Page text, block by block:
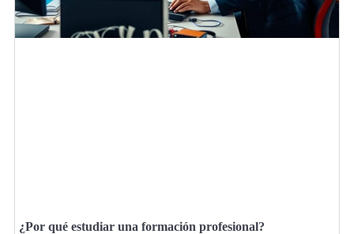
¿Por qué estudiar una formación profesional?